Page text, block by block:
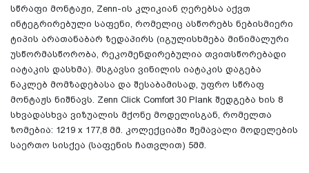
სწრაფი მონტაჟი, Zenn-ის კლიკიან ღერებსა აქვთ
ინტეგრირებული საფენი, რომელიც ასწორებს ნებისმიერი
ტიპის არათანაბარ ზედაპირს (იგულისხმება მინიმალური
უსწორმასწორობა, რეკომენდირებულია თვითსწორებადი
იატაკის დასხმა). მსგავსი ვინილის იატაკის დაგება
ნაკლებ მომზადებასა და შესაბამისად, უფრო სწრაფ
მონტაჟს ნიშნავს. Zenn Click Comfort 30 Plank შედგება ხის 8
სხვადასხვა ვიზუალის მქონე მოდელისგან, რომელთა
ზომებია: 1219 x 177,8 მმ. კოლექციაში შემავალი მოდელების
საერთო სისქეა (საფენის ჩათვლით) 5მმ.